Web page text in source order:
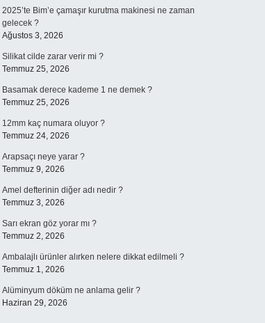
2025’te Bim’e çamaşır kurutma makinesi ne zaman
gelecek ?
Ağustos 3, 2026
Silikat cilde zarar verir mi ?
Temmuz 25, 2026
Basamak derece kademe 1 ne demek ?
Temmuz 25, 2026
12mm kaç numara oluyor ?
Temmuz 24, 2026
Arapsaçı neye yarar ?
Temmuz 9, 2026
Amel defterinin diğer adı nedir ?
Temmuz 3, 2026
Sarı ekran göz yorar mı ?
Temmuz 2, 2026
Ambalajlı ürünler alırken nelere dikkat edilmeli ?
Temmuz 1, 2026
Alüminyum döküm ne anlama gelir ?
Haziran 29, 2026